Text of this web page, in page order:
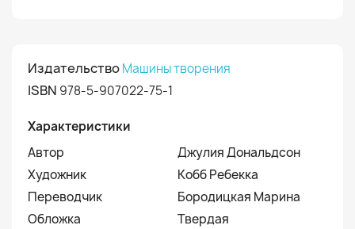
ИздательствоМашины творения
ISBN 978-5-907022-75-1
Характеристики
Автор
Джулия Дональдсон
Художник
Кобб Ребекка
Переводчик
Бородицкая Марина
Обложка
Твердая